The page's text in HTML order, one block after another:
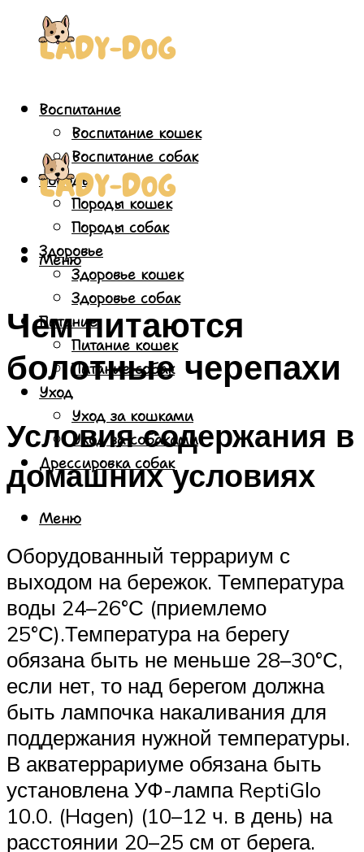
Воспитание
Воспитание кошек
Воспитание собак
Породы
Породы кошек
Породы собак
Здоровье
Здоровье кошек
Здоровье собак
Питание
Питание кошек
Питание собак
Уход
Уход за кошками
Уход за собаками
Дрессировка собак
Меню
Меню
Чем питаются
болотные черепахи
Условия содержания в
домашних условиях
Оборудованный террариум с
выходом на бережок. Температура
воды 24–26°С (приемлемо
25°С).Температура на берегу
обязана быть не меньше 28–30°С,
если нет, то над берегом должна
быть лампочка накаливания для
поддержания нужной температуры.
В акватеррариуме обязана быть
установлена УФ-лампа ReptiGlo
10.0. (Hagen) (10–12 ч. в день) на
расстоянии 20–25 см от берега.